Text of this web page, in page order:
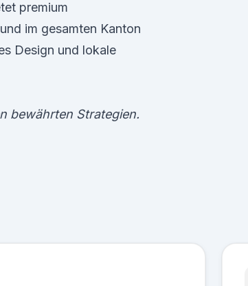
premium
im gesamten Kanton
Design und lokale
bewährten Strategien.